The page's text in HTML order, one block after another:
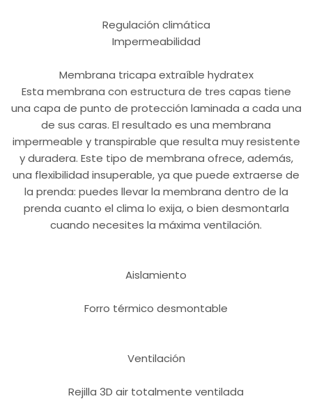
Regulación climática
Impermeabilidad
Membrana tricapa extraíble hydratex
Esta membrana con estructura de tres capas tiene
una capa de punto de protección laminada a cada una
de sus caras. El resultado es una membrana
impermeable y transpirable que resulta muy resistente
y duradera. Este tipo de membrana ofrece, además,
una flexibilidad insuperable, ya que puede extraerse de
la prenda: puedes llevar la membrana dentro de la
prenda cuanto el clima lo exija, o bien desmontarla
cuando necesites la máxima ventilación.
Aislamiento
Forro térmico desmontable
Ventilación
Rejilla 3D air totalmente ventilada